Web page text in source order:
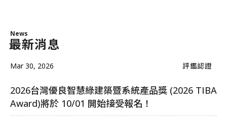
News
最新消息
Mar 30, 2026 評鑑認證
2026台灣優良智慧綠建築暨系統產品獎 (2026 TIBA
Award)將於 10/01 開始接受報名！